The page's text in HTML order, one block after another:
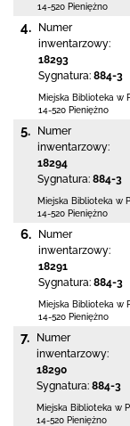
14-520 Pieniężno
4.
Numer
inwentarzowy:
18293
Sygnatura: 884-3
Miejska Biblioteka w
14-520 Pieniężno
5.
Numer
inwentarzowy:
18294
Sygnatura: 884-3
Miejska Biblioteka w
14-520 Pieniężno
6.
Numer
inwentarzowy:
18291
Sygnatura: 884-3
Miejska Biblioteka w
14-520 Pieniężno
7.
Numer
inwentarzowy:
18290
Sygnatura: 884-3
Miejska Biblioteka w
14-520 Pieniężno